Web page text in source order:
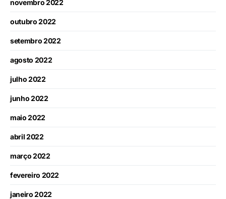
novembro 2022
outubro 2022
setembro 2022
agosto 2022
julho 2022
junho 2022
maio 2022
abril 2022
março 2022
fevereiro 2022
janeiro 2022